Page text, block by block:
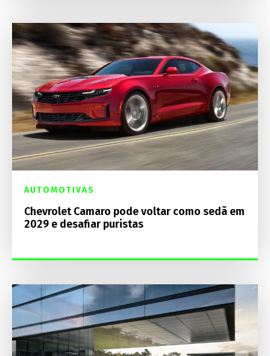
AUTOMOTIVAS
Chevrolet Camaro pode voltar como sedã em
2029 e desafiar puristas